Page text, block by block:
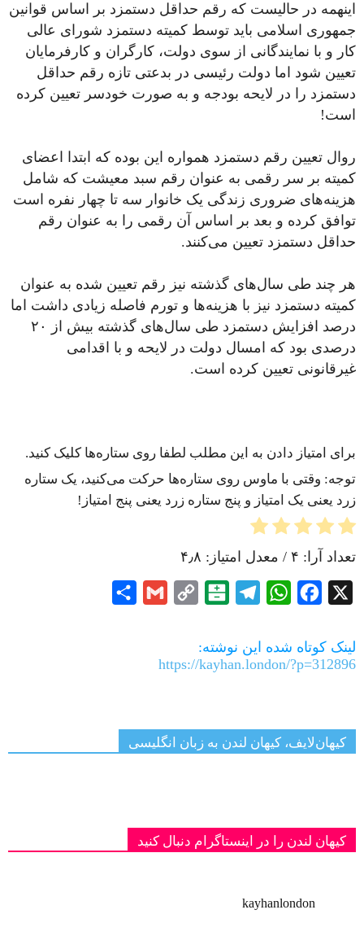
اینهمه در حالیست که رقم حداقل دستمزد بر اساس قوانین
جمهوری اسلامی باید توسط کمیته دستمزد شورای عالی
کار و با نمایندگانی از سوی دولت، کارگران و کارفرمایان
تعیین شود اما دولت رئیسی در بدعتی تازه رقم حداقل
دستمزد را در لایحه بودجه و به صورت خودسر تعیین کرده
است!
روال تعیین رقم دستمزد همواره این بوده که ابتدا اعضای
کمیته بر سر رقمی به عنوان رقم سبد معیشت که شامل
هزینه‌های ضروری زندگی یک خانوار سه تا چهار نفره است
توافق کرده و بعد بر اساس آن رقمی را به عنوان رقم
حداقل دستمزد تعیین می‌کنند.
هر چند طی سال‌های گذشته نیز رقم تعیین شده به عنوان
کمیته دستمزد نیز با هزینه‌ها و تورم فاصله زیادی داشت اما
درصد افزایش دستمزد طی سال‌های گذشته بیش از ۲۰
درصدی بود که امسال دولت در لایحه و با اقدامی
غیرقانونی تعیین کرده است.
برای امتیاز دادن به این مطلب لطفا روی ستاره‌ها کلیک کنید.
توجه: وقتی با ماوس روی ستاره‌ها حرکت می‌کنید، یک ستاره
زرد یعنی یک امتیاز و پنج ستاره زرد یعنی پنج امتیاز!
تعداد آرا: ۴ / معدل امتیاز: ۴٫۸
X
Facebook
WhatsApp
Telegram
Balatarin
Copy
Gmail
لینک کوتاه شده این نوشته:
https://kayhan.london/?p=312896
کیهان‌لایف، کیهان لندن به زبان انگلیسی
کیهان لندن را در اینستاگرام دنبال کنید
kayhanlondon